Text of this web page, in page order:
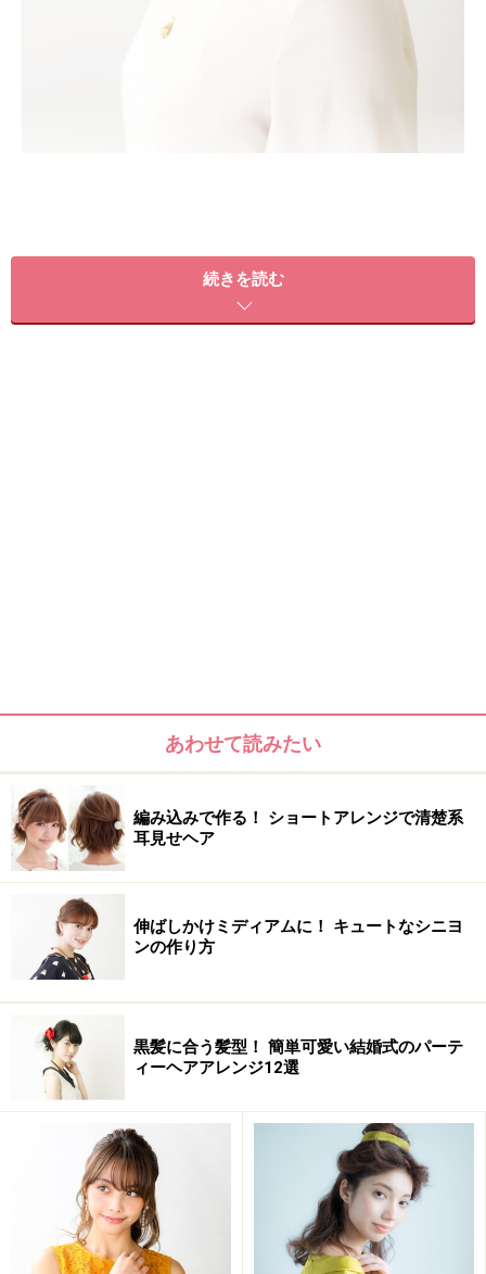
います。前髪は顎ライン。
ベースは胸ラインのロングヘア
おすすめのタイプ
顔型：丸、面長、逆三角
続きを読む
あわせて読みたい
編み込みで作る！ ショートアレンジで清楚系
耳見せヘア
伸ばしかけミディアムに！ キュートなシニヨ
ンの作り方
黒髪に合う髪型！ 簡単可愛い結婚式のパーテ
ィーヘアアレンジ12選